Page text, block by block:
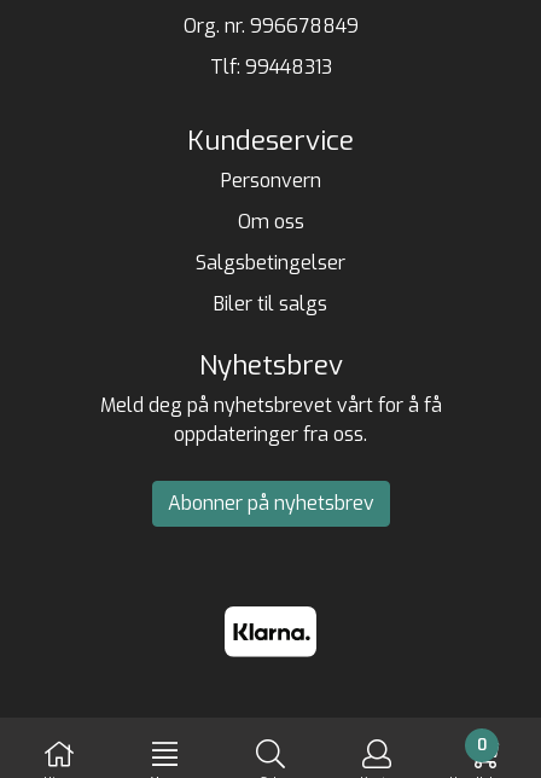
0
Org. nr. 996678849
Tlf: 99448313
Kundeservice
Personvern
Om oss
Salgsbetingelser
Biler til salgs
Nyhetsbrev
Meld deg på nyhetsbrevet vårt for å få
oppdateringer fra oss.
Abonner på nyhetsbrev